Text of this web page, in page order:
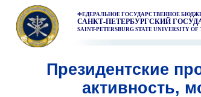
ФЕДЕРАЛЬНОЕ ГОСУДАРСТВЕННОЕ
САНКТ-ПЕТЕРБУРГСКИЙ
SAINT-PETERSBURG STATE UNIVERSITY
Президентские
активность,